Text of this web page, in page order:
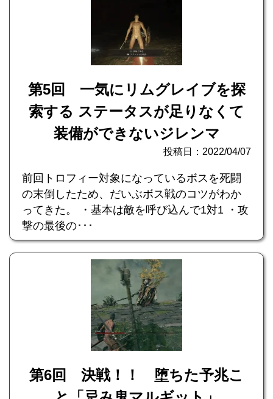
第5回 一気にリムグレイブを探
索する ステータスが足りなくて
装備ができないジレンマ
投稿日：2022/04/07
前回トロフィー対象になっているボスを死闘
の末倒したため、だいぶボス戦のコツがわか
ってきた。 ・基本は敵を呼び込んで1対1 ・攻
撃の最後の･･･
第6回 決戦！！ 堕ちた予兆こ